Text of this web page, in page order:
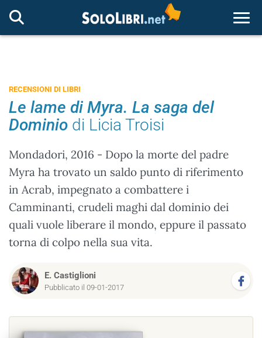
RECENSIONI DI LIBRI
Le lame di Myra. La saga del
Dominio di Licia Troisi
Mondadori, 2016 - Dopo la morte del padre
Myra ha trovato un saldo punto di riferimento
in Acrab, impegnato a combattere i
Camminanti, crudeli maghi dal dominio dei
quali vuole liberare il mondo, eppure il passato
torna di colpo nella sua vita.
E. Castiglioni
Pubblicato il 09-01-2017